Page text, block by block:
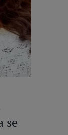
se